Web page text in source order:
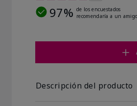
97% de los encuestados
recomendaría a un amigo.
Descripción del producto